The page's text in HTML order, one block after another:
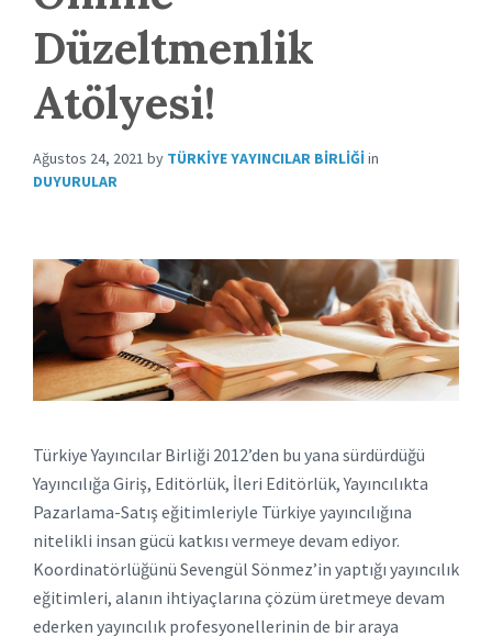
Düzeltmenlik
Atölyesi!
Ağustos 24, 2021 by TÜRKIYE YAYINCILAR BIRLIĞIin
DUYURULAR
Türkiye Yayıncılar Birliği 2012’den bu yana sürdürdüğü
Yayıncılığa Giriş, Editörlük, İleri Editörlük, Yayıncılıkta
Pazarlama-Satış eğitimleriyle Türkiye yayıncılığına
nitelikli insan gücü katkısı vermeye devam ediyor.
Koordinatörlüğünü Sevengül Sönmez’in yaptığı yayıncılık
eğitimleri, alanın ihtiyaçlarına çözüm üretmeye devam
ederken yayıncılık profesyonellerinin de bir araya